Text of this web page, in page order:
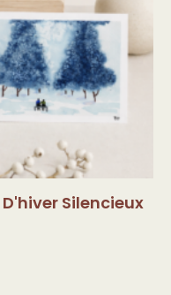
Silencieux